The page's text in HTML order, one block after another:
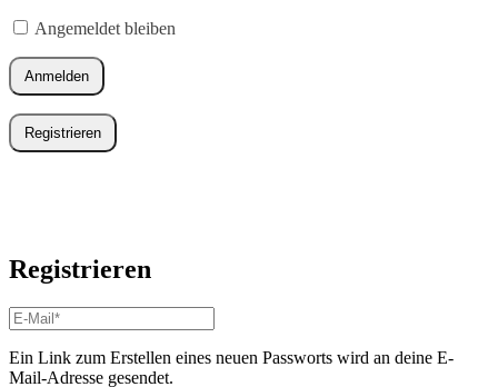
Angemeldet bleiben
Anmelden
Registrieren
Registrieren
E-
Mail-
Adresse*
Erforderlich
Ein Link zum Erstellen eines neuen Passworts wird an deine E-
Mail-Adresse gesendet.